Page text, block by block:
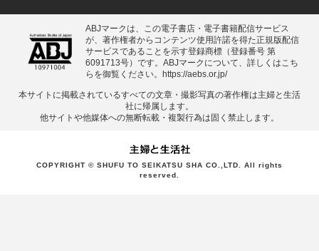
ABJマークは、この電子書店・電子書籍配信サービス
が、著作権者からコンテンツ使用許諾を得た正規版配信
サービスであることを示す登録商標（登録番号 第
6091713号）です。ABJマークについて、詳しくはこち
らを御覧ください。
https://aebs.or.jp/
本サイトに掲載されているすべての⽂章・撮影写真の著作権は主婦と⽣活
社に帰属します。
他サイトや他媒体への無断転載・複製⾏為は固く禁⽌します。
COPYRIGHT © SHUFU TO SEIKATSU SHA CO.,LTD. All rights
reserved.